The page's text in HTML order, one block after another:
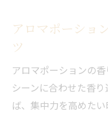
アロマポーショ
ツ
アロマポーションの
シーンに合わせた香
ば、集中力を高めた